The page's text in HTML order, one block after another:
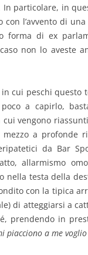
In particolare, in
con l’avvento di
forma di ex
non lo aveste
cui peschi questo
poco a capirlo,
cui vengono
a profonde
da Bar
allarmismo
nella testa della
con la tipica
di atteggiarsi a
prendendo in
piacciono a me